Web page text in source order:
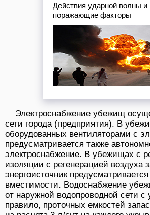
Действия ударной волны и
поражающие факторы
Электроснабжение убежищ
сети города (предприятия). В
оборудованных вентиляторами с
предусматривается также
электроснабжение. В убежищах с
изоляции с регенерацией
энергоисточник
вместимости. Водоснабжение
от наружной водопроводной сети с
правило, проточных емкостей